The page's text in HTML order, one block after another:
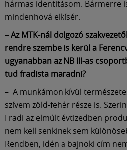
hármas identitásom. Bármerre
mindenhová elkísér.
– Az MTK-nál dolgozó
rendre szembe is kerül a
ugyanabban az NB III-as
tud fradista maradni?
– A munkámon kívül
szívem zöld-fehér része is.
Fradi az elmúlt évtizedben
nem kell senkinek sem
Rendben, idén a bajnoki cím